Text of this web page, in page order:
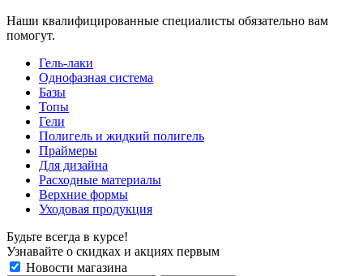
Наши квалифицированные специалисты обязательно вам
помогут.
Гель-лаки
Однофазная система
Базы
Топы
Гели
Полигель и жидкий полигель
Праймеры
Для дизайна
Расходные материалы
Верхние формы
Уходовая продукция
Будьте всегда в курсе!
Узнавайте о скидках и акциях первым
Новости магазина